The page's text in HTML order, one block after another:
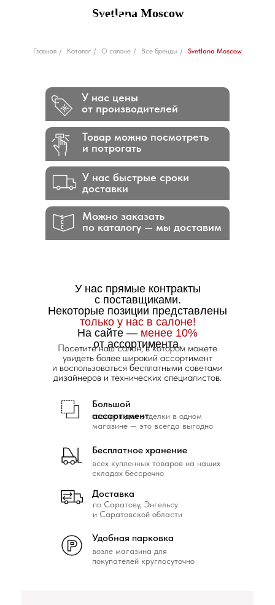
Svetlana Moscow
Главная / Каталог / О салоне / Все бренды / Svetlana Moscow
Можно заказать
по каталогу — мы доставим
У нас быстрые сроки
доставки
Товар можно посмотреть
и потрогать
У нас цены
от производителей
возле магазина для
покупателей круглосуточно
Удобная парковка
всех купленных товаров на наших
складах бессрочно
Бесплатное хранение
товаров для отделки в одном
магазине — это всегда выгодно
Большой
ассортимент
по Саратову, Энгельсу
и Саратовской области
Доставка
У нас прямые контракты
с поставщиками.
Некоторые позиции представлены
только у нас в салоне!
На сайте — менее 10%
от ассортимента.
Посетите наш салон, в котором можете
увидеть более широкий ассортимент
и воспользоваться бесплатными советами
дизайнеров и технических специалистов.